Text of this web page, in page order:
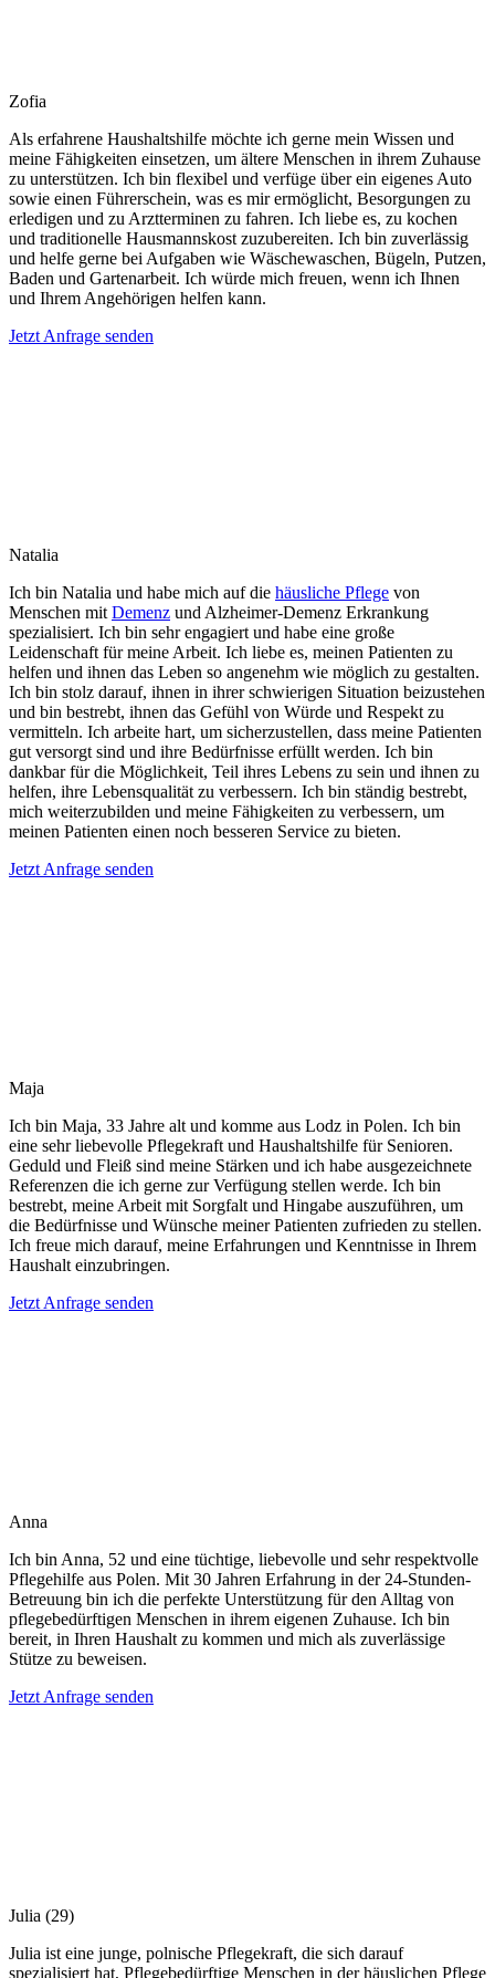
Zofia
Als erfahrene Haushaltshilfe möchte ich gerne mein Wissen und
meine Fähigkeiten einsetzen, um ältere Menschen in ihrem Zuhause
zu unterstützen. Ich bin flexibel und verfüge über ein eigenes Auto
sowie einen Führerschein, was es mir ermöglicht, Besorgungen zu
erledigen und zu Arztterminen zu fahren. Ich liebe es, zu kochen
und traditionelle Hausmannskost zuzubereiten. Ich bin zuverlässig
und helfe gerne bei Aufgaben wie Wäschewaschen, Bügeln, Putzen,
Baden und Gartenarbeit. Ich würde mich freuen, wenn ich Ihnen
und Ihrem Angehörigen helfen kann.
Jetzt Anfrage senden
Natalia
Ich bin Natalia und habe mich auf die häusliche Pflege von
Menschen mit Demenz und Alzheimer-Demenz Erkrankung
spezialisiert. Ich bin sehr engagiert und habe eine große
Leidenschaft für meine Arbeit. Ich liebe es, meinen Patienten zu
helfen und ihnen das Leben so angenehm wie möglich zu gestalten.
Ich bin stolz darauf, ihnen in ihrer schwierigen Situation beizustehen
und bin bestrebt, ihnen das Gefühl von Würde und Respekt zu
vermitteln. Ich arbeite hart, um sicherzustellen, dass meine Patienten
gut versorgt sind und ihre Bedürfnisse erfüllt werden. Ich bin
dankbar für die Möglichkeit, Teil ihres Lebens zu sein und ihnen zu
helfen, ihre Lebensqualität zu verbessern. Ich bin ständig bestrebt,
mich weiterzubilden und meine Fähigkeiten zu verbessern, um
meinen Patienten einen noch besseren Service zu bieten.
Jetzt Anfrage senden
Maja
Ich bin Maja, 33 Jahre alt und komme aus Lodz in Polen. Ich bin
eine sehr liebevolle Pflegekraft und Haushaltshilfe für Senioren.
Geduld und Fleiß sind meine Stärken und ich habe ausgezeichnete
Referenzen die ich gerne zur Verfügung stellen werde. Ich bin
bestrebt, meine Arbeit mit Sorgfalt und Hingabe auszuführen, um
die Bedürfnisse und Wünsche meiner Patienten zufrieden zu stellen.
Ich freue mich darauf, meine Erfahrungen und Kenntnisse in Ihrem
Haushalt einzubringen.
Jetzt Anfrage senden
Anna
Ich bin Anna, 52 und eine tüchtige, liebevolle und sehr respektvolle
Pflegehilfe aus Polen. Mit 30 Jahren Erfahrung in der 24-Stunden-
Betreuung bin ich die perfekte Unterstützung für den Alltag von
pflegebedürftigen Menschen in ihrem eigenen Zuhause. Ich bin
bereit, in Ihren Haushalt zu kommen und mich als zuverlässige
Stütze zu beweisen.
Jetzt Anfrage senden
Julia (29)
Julia ist eine junge, polnische Pflegekraft, die sich darauf
spezialisiert hat, Pflegebedürftige Menschen in der häuslichen Pflege